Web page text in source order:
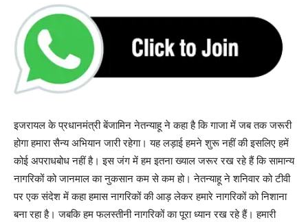
इजरायल के प्रधानमंत्री बेंजामिन नेतन्याहू ने कहा है कि गाजा में जब तक जरूरी
होगा हमारा सैन्य अभियान जारी रहेगा। यह लड़ाई हमने शुरू नहीं की इसलिए हमें
कोई अपराधबोध नहीं है। इस जंग में हम इतना ख्याल जरूर रख रहे हैं कि सामान्य
नागरिकों को जानमाल का नुकसान कम से कम हो। नेतन्याहू ने शनिवार को टीवी
पर एक संदेश में कहा हमास नागरिकों की आड़ लेकर हमारे नागरिकों को निशाना
बना रहा है। जबकि हम फलस्तीनी नागरिकों का पूरा ध्यान रख रहे हैं। हमारी